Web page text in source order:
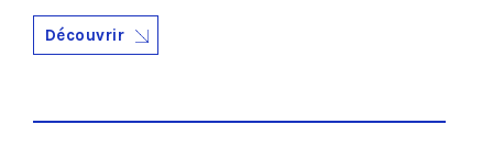
Découvrir